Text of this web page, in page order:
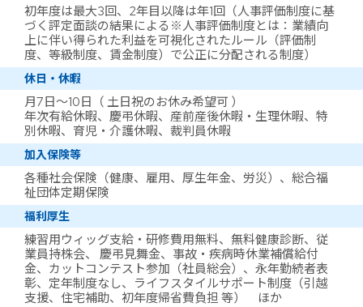
初年度は最大3回、2年目以降は年1回（人事評価制度に基
づく評定面談の結果による※人事評価制度とは：業績向
上に伴い得られた利益を可視化されたルール（評価制
度、等級制度、賃金制度）で公正に分配される制度）
休日・休暇
月7日～10日（ 土日祝のお休み希望可 ）
年次有給休暇、慶弔休暇、産前産後休暇・生理休暇、特
別休暇、育児・介護休暇、裁判員休暇
加入保険等
各種社会保険（健康、雇用、厚生年金、労災）、総合福
祉団体定期保険
福利厚生
練習用ウィッグ支給・研修費用無料、無料健康診断、従
業員持株会、 慶弔見舞金、事故・疾病時休業補償給付
金、カットコンテスト参加（社員総会）、永年勤続者表
彰、定年制度なし、ライフスタイルサポート制度（引越
支援、住宅補助、初年度帰省費負担 等） ほか